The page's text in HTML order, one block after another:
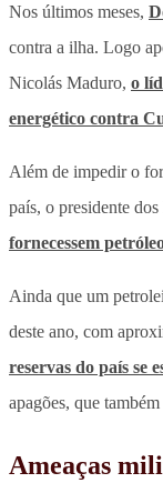
Nos últimos meses,
contra a ilha. Logo
Nicolás Maduro, o
energético contra
Além de impedir o
país, o presidente
fornecessem
Ainda que um
deste ano, com
reservas do país se
apagões, que
Ameaças